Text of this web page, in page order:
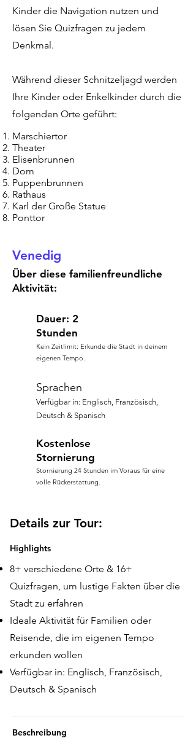
Kinder die Navigation nutzen und
lösen Sie Quizfragen zu jedem
Denkmal.
Während dieser Schnitzeljagd werden
Ihre Kinder oder Enkelkinder durch die
folgenden Orte geführt:
Marschiertor
Theater
Elisenbrunnen
Dom
Puppenbrunnen
Rathaus
Karl der Große Statue
Ponttor
Venedig
Über diese familienfreundliche
Aktivität:
Dauer: 2
Stunden
Kein Zeitlimit: Erkunde die Stadt in deinem
eigenen Tempo.
Sprachen
Verfügbar in: Englisch, Französisch,
Deutsch & Spanisch
Kostenlose
Stornierung
Stornierung 24 Stunden im Voraus für eine
volle Rückerstattung.
Details zur Tour:
Highlights
8+ verschiedene Orte & 16+
Quizfragen, um lustige Fakten über die
Stadt zu erfahren
Ideale Aktivität für Familien oder
Reisende, die im eigenen Tempo
erkunden wollen
Verfügbar in: Englisch, Französisch,
Deutsch & Spanisch
Beschreibung